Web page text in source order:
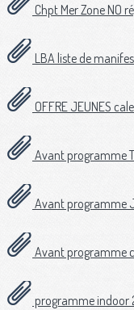
Chpt Mer Zone NO
LBA liste de
OFFRE JEUNES
Avant programme
Avant programme
Avant programme
programme indoor